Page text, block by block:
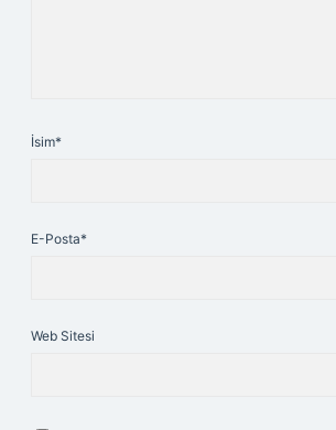
İsim*
E-Posta*
Web Sitesi